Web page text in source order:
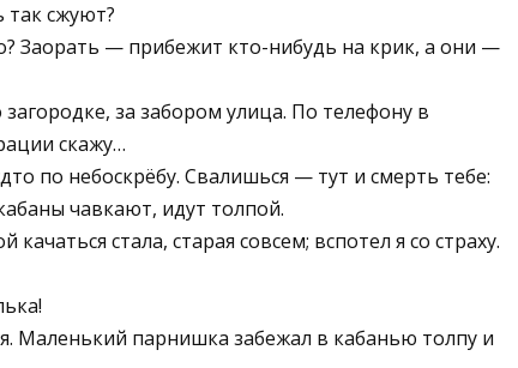
так сжуют?
Заорать — прибежит кто-нибудь на крик, а они —
за забором улица. По телефону в
скажу…
по небоскрёбу. Свалишься — тут и смерть тебе:
чавкают, идут толпой.
стала, старая совсем; вспотел я со страху.
Маленький парнишка забежал в кабанью толпу и